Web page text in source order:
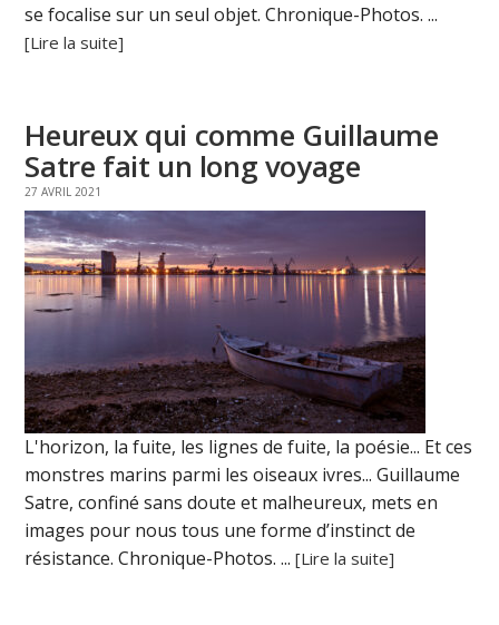
se focalise sur un seul objet. Chronique-Photos. ...
[Lire la suite]
Heureux qui comme Guillaume
Satre fait un long voyage
27 AVRIL 2021
L'horizon, la fuite, les lignes de fuite, la poésie... Et ces
monstres marins parmi les oiseaux ivres... Guillaume
Satre, confiné sans doute et malheureux, mets en
images pour nous tous une forme d’instinct de
résistance. Chronique-Photos. ...[Lire la suite]